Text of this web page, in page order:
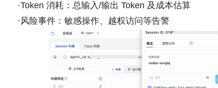
·Token 消耗：总输入/输出 Token 及成本估算
·风险事件：敏感操作、越权访问等告警